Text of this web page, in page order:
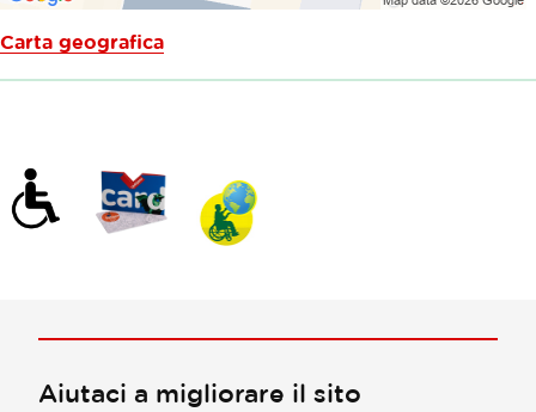
Carta geografica
Aiutaci a migliorare il sito